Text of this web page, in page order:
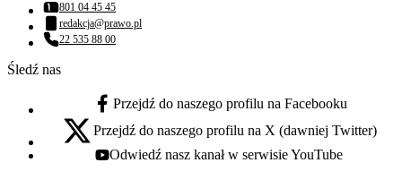
Numer telefonu:
801 04 45 45
Adres email:
redakcja@prawo.pl
Numer telefonu:
22 535 88 00
Śledź nas
facebook - otwiera się w nowej karcie
Przejdź do naszego profilu na Facebooku
x - otwiera się w nowej karcie
Przejdź do naszego profilu na X (dawniej Twitter)
youtube - otwiera się w nowej karcie
Odwiedź nasz kanał w serwisie YouTube